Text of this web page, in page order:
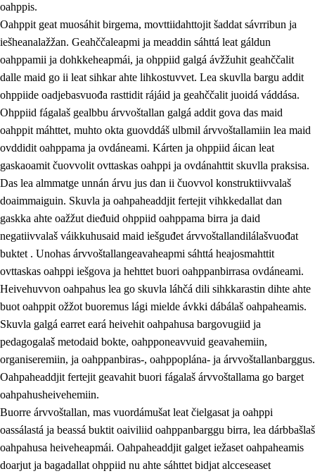
oahppis.
Oahppit geat muosáhit birgema, movttiidahttojit šaddat sávrribun ja
iešheanalažžan. Geahččaleapmi ja meaddin sáhttá leat gáldun
oahppamii ja dohkkeheapmái, ja ohppiid galgá ávžžuhit geahččalit
dalle maid go ii leat sihkar ahte lihkostuvvet. Lea skuvlla bargu addit
ohppiide oadjebasvuođa rasttidit rájáid ja geahččalit juoidá váddása.
Ohppiid fágalaš gealbbu árvvoštallan galgá addit gova das maid
oahppit máhttet, muhto okta guovddáš ulbmil árvvoštallamiin lea maid
ovddidit oahppama ja ovdáneami. Kárten ja ohppiid áican leat
gaskaoamit čuovvolit ovttaskas oahppi ja ovdánahttit skuvlla praksisa.
Das lea almmatge unnán árvu jus dan ii čuovvol konstruktiivvalaš
doaimmaiguin. Skuvla ja oahpaheaddjit fertejit vihkkedallat dan
gaskka ahte oažžut dieđuid ohppiid oahppama birra ja daid
negatiivvalaš váikkuhusaid maid iešguđet árvvoštallandilálašvuođat
buktet . Unohas árvvoštallangeavaheapmi sáhttá heajosmahttit
ovttaskas oahppi iešgova ja hehttet buori oahppanbirrasa ovdáneami.
Heivehuvvon oahpahus lea go skuvla láhčá dili sihkkarastin dihte ahte
buot oahppit ožžot buoremus lági mielde ávkki dábálaš oahpaheamis.
Skuvla galgá earret eará heivehit oahpahusa bargovugiid ja
pedagogalaš metodaid bokte, oahpponeavvuid geavahemiin,
organiseremiin, ja oahppanbiras-, oahppoplána- ja árvvoštallanbarggus.
Oahpaheaddjit fertejit geavahit buori fágalaš árvvoštallama go barget
oahpahusheivehemiin.
Buorre árvvoštallan, mas vuordámušat leat čielgasat ja oahppi
oassálastá ja beassá buktit oaiviliid oahppanbarggu birra, lea dárbbašlaš
oahpahusa heiveheapmái. Oahpaheaddjit galget iežaset oahpaheamis
doarjut ja bagadallat ohppiid nu ahte sáhttet bidjat alcceseaset